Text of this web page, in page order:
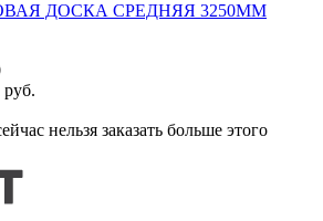
ДОСКА СРЕДНЯЯ 3250ММ
руб.
нельзя заказать больше этого